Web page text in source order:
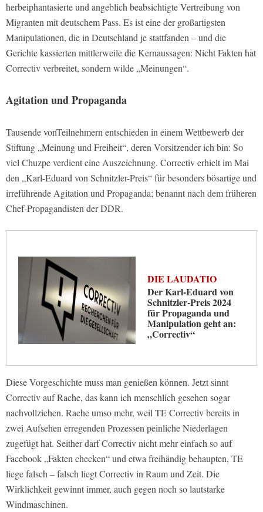
herbeiphantasierte und angeblich beabsichtigte Vertreibung von
Migranten mit deutschem Pass. Es ist eine der großartigsten
Manipulationen, die in Deutschland je stattfanden – und die
Gerichte kassierten mittlerweile die Kernaussagen: Nicht Fakten hat
Correctiv verbreitet, sondern wilde „Meinungen“.
Agitation und Propaganda
Tausende vonTeilnehmern entschieden in einem Wettbewerb der
Stiftung „Meinung und Freiheit“, deren Vorsitzender ich bin: So
viel Chuzpe verdient eine Auszeichnung. Correctiv erhielt im Mai
den „Karl-Eduard von Schnitzler-Preis“ für besonders bösartige und
irreführende Agitation und Propaganda; benannt nach dem früheren
Chef-Propagandisten der DDR.
DIE LAUDATIO
Der Karl-Eduard von
Schnitzler-Preis 2024
für Propaganda und
Manipulation geht an:
„Correctiv“
Diese Vorgeschichte muss man genießen können. Jetzt sinnt
Correctiv auf Rache, das kann ich menschlich gesehen sogar
nachvollziehen. Rache umso mehr, weil TE Correctiv bereits in
zwei Aufsehen erregenden Prozessen peinliche Niederlagen
zugefügt hat. Seither darf Correctiv nicht mehr einfach so auf
Facebook „Fakten checken“ und etwa freihändig behaupten, TE
liege falsch – falsch liegt Correctiv in Raum und Zeit. Die
Wirklichkeit gewinnt immer, auch gegen noch so lautstarke
Windmaschinen.